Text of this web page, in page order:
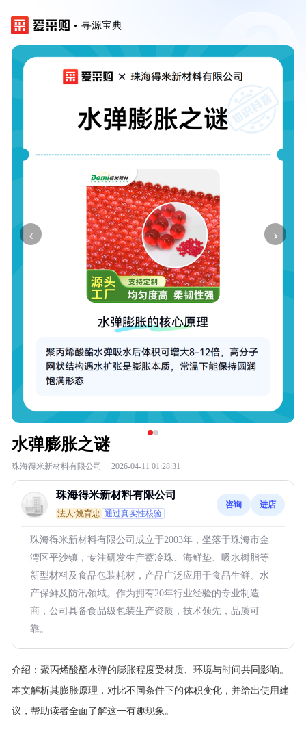
寻源宝典
‹ ›
水弹膨胀之谜
珠海得米新材料有限公司 · 2026-04-11 01:28:31
珠海得米新材料有限公司
法人:姚育忠 通过真实性核验
咨询 进店
珠海得米新材料有限公司成立于2003年，坐落于珠海市金
湾区平沙镇，专注研发生产蓄冷珠、海鲜垫、吸水树脂等
新型材料及食品包装耗材，产品广泛应用于食品生鲜、水
产保鲜及防汛领域。作为拥有20年行业经验的专业制造
商，公司具备食品级包装生产资质，技术领先，品质可
靠。
介绍： 聚丙烯酸酯水弹的膨胀程度受材质、环境与时间共同影响。
本文解析其膨胀原理，对比不同条件下的体积变化，并给出使用建
议，帮助读者全面了解这一有趣现象。